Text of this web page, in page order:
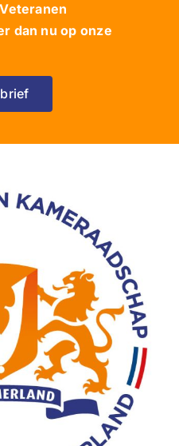
dan nu op onze